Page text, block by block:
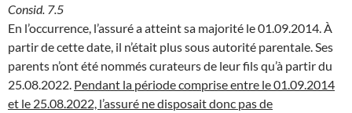
Consid. 7.5
En l’occurrence, l’assuré a atteint sa majorité le 01.09.2014. À
partir de cette date, il n’était plus sous autorité parentale. Ses
parents n’ont été nommés curateurs de leur fils qu’à partir du
25.08.2022. Pendant la période comprise entre le 01.09.2014
et le 25.08.2022, l’assuré ne disposait donc pas de